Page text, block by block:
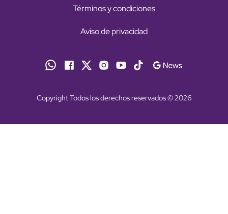
Términos y condiciones
Aviso de privacidad
Copyright Todos los derechos reservados © 2026